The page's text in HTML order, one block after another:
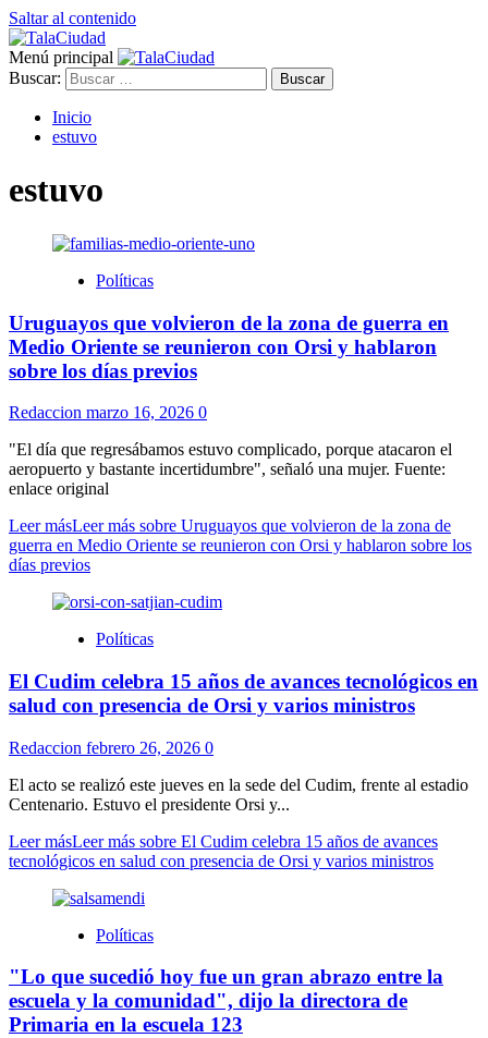
Saltar al contenido
Menú principal
Buscar:
Inicio
estuvo
estuvo
Políticas
Uruguayos que volvieron de la zona de guerra en
Medio Oriente se reunieron con Orsi y hablaron
sobre los días previos
Redaccion marzo 16, 2026 0
"El día que regresábamos estuvo complicado, porque atacaron el
aeropuerto y bastante incertidumbre", señaló una mujer. Fuente:
enlace original
Leer másLeer más sobre Uruguayos que volvieron de la zona de
guerra en Medio Oriente se reunieron con Orsi y hablaron sobre los
días previos
Políticas
El Cudim celebra 15 años de avances tecnológicos en
salud con presencia de Orsi y varios ministros
Redaccion febrero 26, 2026 0
El acto se realizó este jueves en la sede del Cudim, frente al estadio
Centenario. Estuvo el presidente Orsi y...
Leer másLeer más sobre El Cudim celebra 15 años de avances
tecnológicos en salud con presencia de Orsi y varios ministros
Políticas
"Lo que sucedió hoy fue un gran abrazo entre la
escuela y la comunidad", dijo la directora de
Primaria en la escuela 123